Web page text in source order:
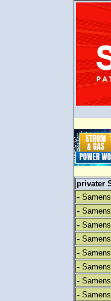
privater
-
-
-
-
-
-
-
-